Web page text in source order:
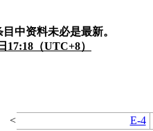
中资料未必是最新。
17:18（UTC+8）
<
E-4